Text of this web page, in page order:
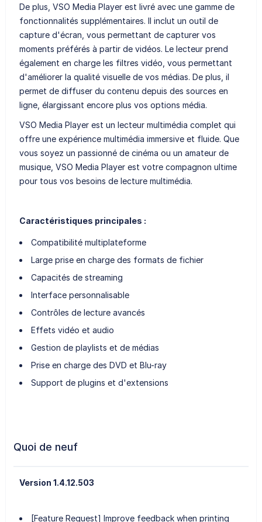
De plus, VSO Media Player est livré avec une gamme de
fonctionnalités supplémentaires. Il inclut un outil de
capture d'écran, vous permettant de capturer vos
moments préférés à partir de vidéos. Le lecteur prend
également en charge les filtres vidéo, vous permettant
d'améliorer la qualité visuelle de vos médias. De plus, il
permet de diffuser du contenu depuis des sources en
ligne, élargissant encore plus vos options média.
VSO Media Player est un lecteur multimédia complet qui
offre une expérience multimédia immersive et fluide. Que
vous soyez un passionné de cinéma ou un amateur de
musique, VSO Media Player est votre compagnon ultime
pour tous vos besoins de lecture multimédia.
Caractéristiques principales :
Compatibilité multiplateforme
Large prise en charge des formats de fichier
Capacités de streaming
Interface personnalisable
Contrôles de lecture avancés
Effets vidéo et audio
Gestion de playlists et de médias
Prise en charge des DVD et Blu-ray
Support de plugins et d'extensions
Quoi de neuf
Version 1.4.12.503
[Feature Request] Improve feedback when printing